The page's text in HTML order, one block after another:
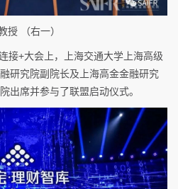
授 （右一）
接+大会上，上海交通大学上海高级
研究院副院长及上海高金金融研究
出席并参与了联盟启动仪式。